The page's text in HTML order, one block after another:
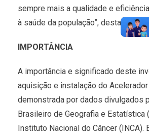
sempre mais a qualidade e
à saúde da população”, destacou.
IMPORTÂNCIA
A importância e significado deste
aquisição e instalação do
demonstrada por dados divulgados
Brasileiro de Geografia e Estatística
Instituto Nacional do Câncer (INCA).